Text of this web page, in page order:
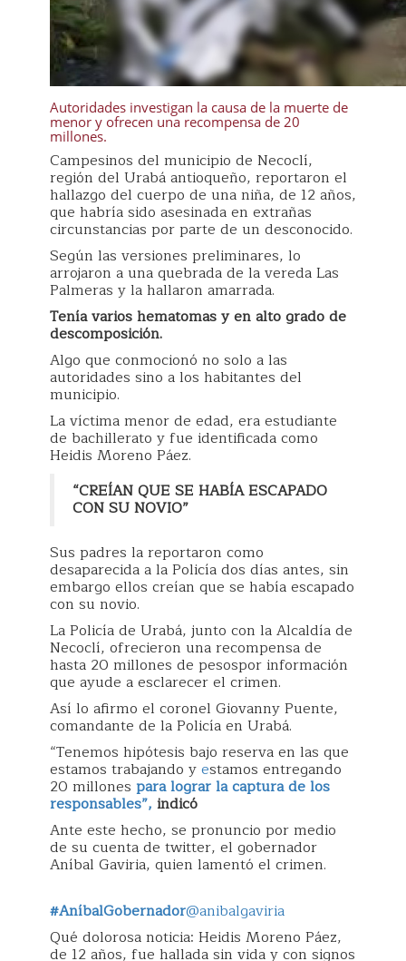
Autoridades investigan la causa de la muerte de
menor y ofrecen una recompensa de 20
millones.
Campesinos del municipio de Necoclí,
región del Urabá antioqueño, reportaron el
hallazgo del cuerpo de una niña, de 12 años,
que habría sido asesinada en extrañas
circunstancias por parte de un desconocido.
Según las versiones preliminares, lo
arrojaron a una quebrada de la vereda Las
Palmeras y la hallaron amarrada.
Tenía varios hematomas y en alto grado de
descomposición.
Algo que conmocionó no solo a las
autoridades sino a los habitantes del
municipio.
La víctima menor de edad, era estudiante
de bachillerato y fue identificada como
Heidis Moreno Páez.
“CREÍAN QUE SE HABÍA ESCAPADO
CON SU NOVIO”
Sus padres la reportaron como
desaparecida a la Policía dos días antes, sin
embargo ellos creían que se había escapado
con su novio.
La Policía de Urabá, junto con la Alcaldía de
Necoclí, ofrecieron una recompensa de
hasta 20 millones de pesospor información
que ayude a esclarecer el crimen.
Así lo afirmo el coronel Giovanny Puente,
comandante de la Policía en Urabá.
“Tenemos hipótesis bajo reserva en las que
estamos trabajando yestamos entregando
20 millones para lograr la captura de los
responsables”, indicó
Ante este hecho, se pronuncio por medio
de su cuenta de twitter, el gobernador
Aníbal Gaviria, quien lamentó el crimen.
#AníbalGobernador@anibalgaviria
Qué dolorosa noticia: Heidis Moreno Páez,
de 12 años, fue hallada sin vida y con signos